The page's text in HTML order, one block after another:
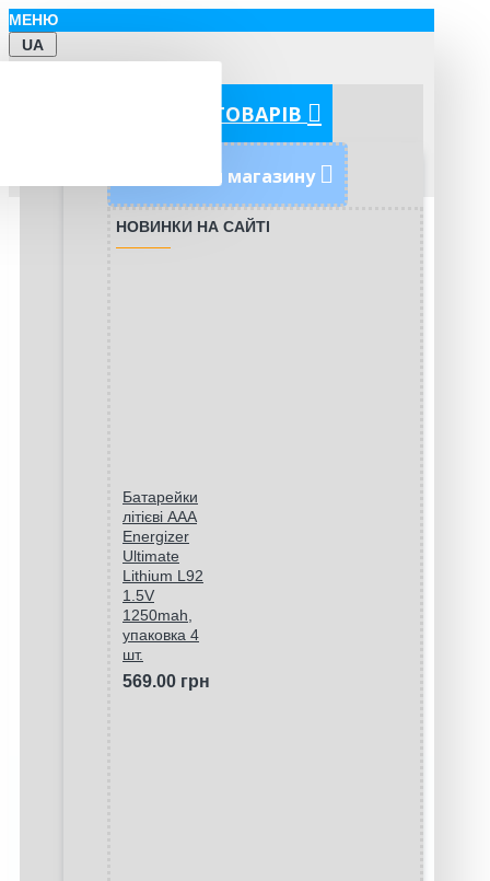
МЕНЮ
UA
КАТЕГОРІЇ ТОВАРІВ
Новинки магазину
НОВИНКИ НА САЙТІ
Батарейки
літієві ААA
Energizer
Ultimate
Lithium L92
1.5V
1250mah,
упаковка 4
шт.
569.00 грн